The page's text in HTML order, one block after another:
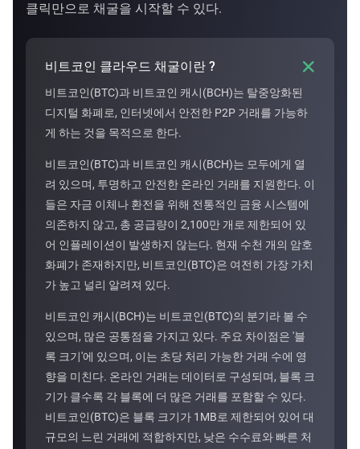
클릭만으로 채굴을 시작할 수 있다.
비트코인 클라우드 채굴이란 ? 
비트코인(BTC)과 비트코인 캐시(BCH)는 탈중앙화된
디지털 화폐로, 인터넷에서 안전한 P2P 거래를 가능하
게 하는 것을 목적으로 한다.
비트코인(BTC)과 비트코인 캐시(BCH)는 모두에게 열
려 있으며, 투명하고 안전한 온라인 거래를 지원한다. 이
들은 자금 이체나 환전을 위해 전통적인 금융 시스템에
의존하지 않고, 총 공급량이 2,100만 개로 제한되어 있
어 인플레이션이 발생하지 않는다. 현재 수천 개의 암호
화폐가 존재하지만, 비트코인(BTC)은 여전히 가장 가치
가 높고 널리 알려져 있다.
비트코인 캐시(BCH)는 비트코인(BTC)의 분기라 볼 수
있으며, 많은 공통점을 가지고 있다. 주요 차이점은 '블
록 크기'에 있으며, 이는 초당 처리 가능한 거래 수에 영
향을 미친다. 온라인 거래는 데이터로 구성되며, 블록 크
기가 클수록 각 블록에 더 많은 거래를 포함할 수 있다.
비트코인(BTC)은 블록 크기가 1MB로 제한되어 있어 대
규모의 느린 거래에 적합하지만, 낮은 수수료와 빠른 처